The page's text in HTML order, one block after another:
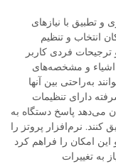
و تطبیق با نیازهای
انتخاب و تنظیم
فردی کاربر
اشیاء و مشخصه‌های
به‌راحتی بین آنها
دارای تنظیمات
می‌دهد پاسخ دستگاه به
کنند. نرم‌افزار پروتز را
امکان را فراهم کرد
به تغییرات